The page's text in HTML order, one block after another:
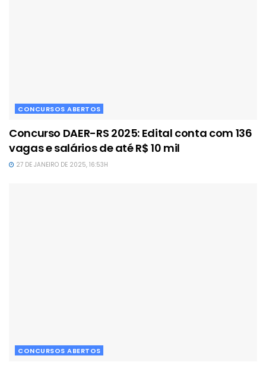
CONCURSOS ABERTOS
Concurso DAER-RS 2025: Edital conta com 136
vagas e salários de até R$ 10 mil
27 DE JANEIRO DE 2025, 16:53H
CONCURSOS ABERTOS